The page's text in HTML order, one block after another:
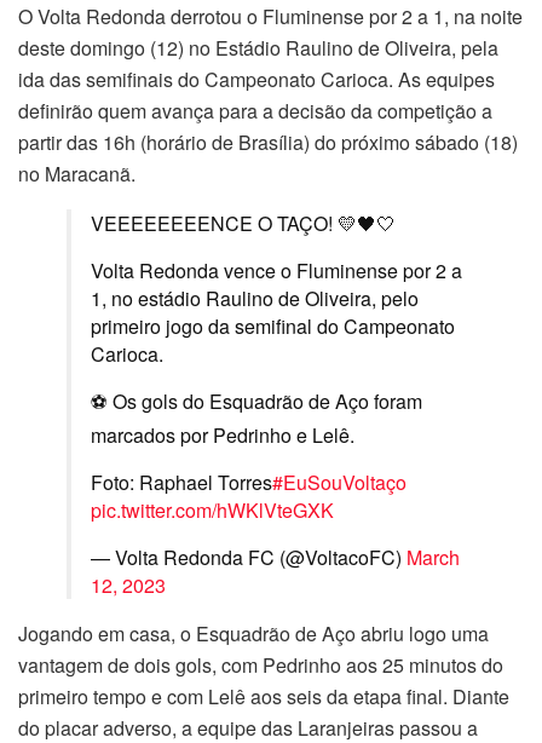
O Volta Redonda derrotou o Fluminense por 2 a 1, na noite
deste domingo (12) no Estádio Raulino de Oliveira, pela
ida das semifinais do Campeonato Carioca. As equipes
definirão quem avança para a decisão da competição a
partir das 16h (horário de Brasília) do próximo sábado (18)
no Maracanã.
VEEEEEEEENCE O TAÇO! 💛🖤🤍
Volta Redonda vence o Fluminense por 2 a
1, no estádio Raulino de Oliveira, pelo
primeiro jogo da semifinal do Campeonato
Carioca.
⚽️ Os gols do Esquadrão de Aço foram
marcados por Pedrinho e Lelê.
Foto: Raphael Torres#EuSouVoltaço
pic.twitter.com/hWKlVteGXK
— Volta Redonda FC (@VoltacoFC) March
12, 2023
Jogando em casa, o Esquadrão de Aço abriu logo uma
vantagem de dois gols, com Pedrinho aos 25 minutos do
primeiro tempo e com Lelê aos seis da etapa final. Diante
do placar adverso, a equipe das Laranjeiras passou a